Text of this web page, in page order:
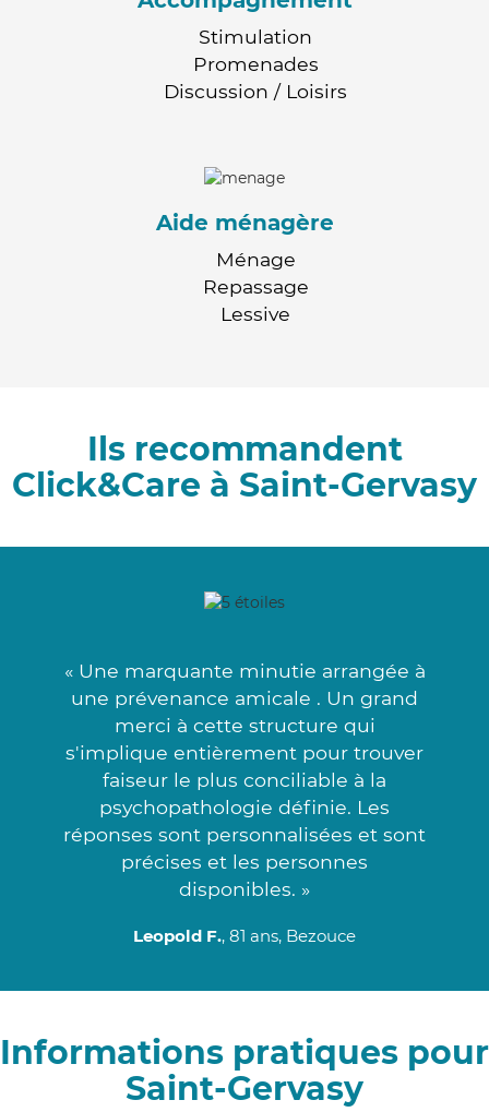
Stimulation
Promenades
Discussion / Loisirs
Aide ménagère
Ménage
Repassage
Lessive
Ils recommandent
Click&Care à Saint-Gervasy
« Une marquante minutie arrangée à
une prévenance amicale . Un grand
merci à cette structure qui
s'implique entièrement pour trouver
faiseur le plus conciliable à la
psychopathologie définie. Les
réponses sont personnalisées et sont
précises et les personnes
disponibles. »
Leopold F., 81 ans, Bezouce
Informations pratiques pour
Saint-Gervasy